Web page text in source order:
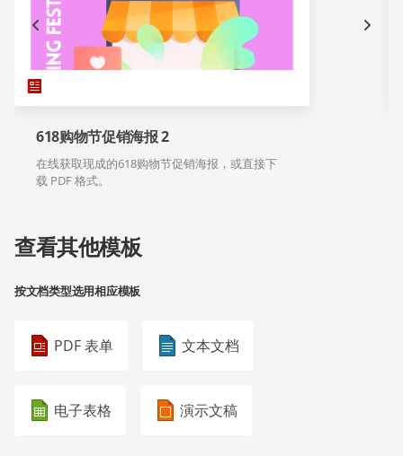
618购物节促销海报 2
在线获取现成的618购物节促销海报，或直接下
载 PDF 格式。
查看其他模板
按文档类型选用相应模板
PDF 表单 文本文档
电子表格 演示文稿